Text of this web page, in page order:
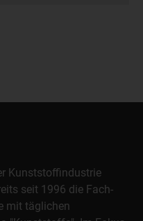
Kunststoffindustrie
seit 1996 die Fach-
mit täglichen